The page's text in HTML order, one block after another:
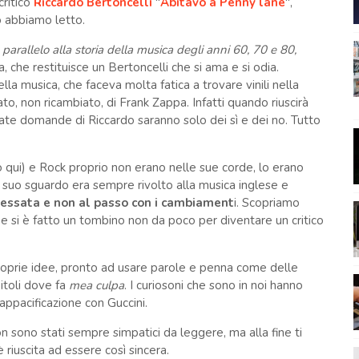
abbiamo letto.
alla storia della musica degli anni 60, 70 e 80,
che restituisce un Bertoncelli che si ama e si odia.
musica, che faceva molta fatica a trovare vinili nella
non ricambiato, di Frank Zappa. Infatti quando riuscirà
domande di Riccardo saranno solo dei sì e dei no. Tutto
e Rock proprio non erano nelle sue corde, lo erano
sguardo era sempre rivolto alla musica inglese e
e non al passo con i cambiamenti. Scopriamo
si è fatto un tombino non da poco per diventare un critico
idee, pronto ad usare parole e penna come delle
dove fa mea culpa. I curiosoni che sono in noi hanno
con Guccini.
sono stati sempre simpatici da leggere, ma alla fine ti
ad essere così sincera.